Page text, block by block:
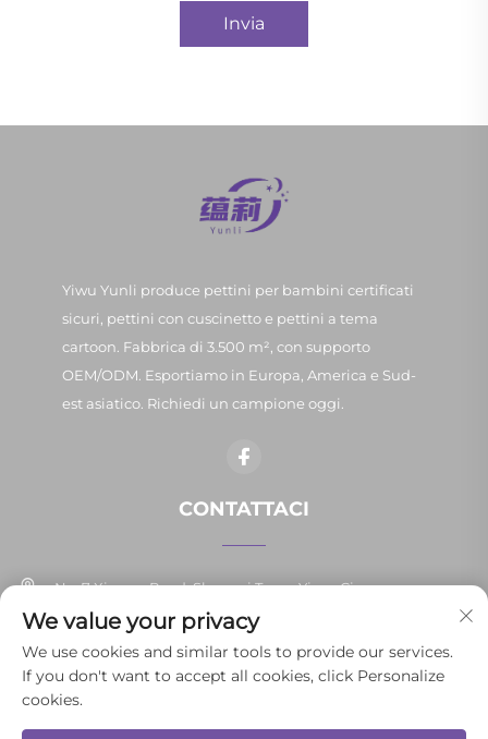
Invia
Yiwu Yunli produce pettini per bambini certificati
sicuri, pettini con cuscinetto e pettini a tema
cartoon. Fabbrica di 3.500 m², con supporto
OEM/ODM. Esportiamo in Europa, America e Sud-
est asiatico. Richiedi un campione oggi.
CONTATTACI
No. 7 Xinpan Road, Shangxi Town, Yiwu, Cina
+86-13037647878
[email protected]
We value your privacy
We use cookies and similar tools to provide our services.
If you don't want to accept all cookies, click Personalize
cookies.